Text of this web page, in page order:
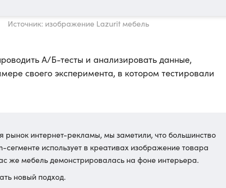
Источник: изображение Lazurit мебель
A/Б-тесты и анализировать данные,
своего эксперимента, в котором тестировали
рынок интернет-рекламы, мы заметили, что большинство
сегменте использует в креативах изображение товара
же мебель демонстрировалась на фоне интерьера.
новый подход.